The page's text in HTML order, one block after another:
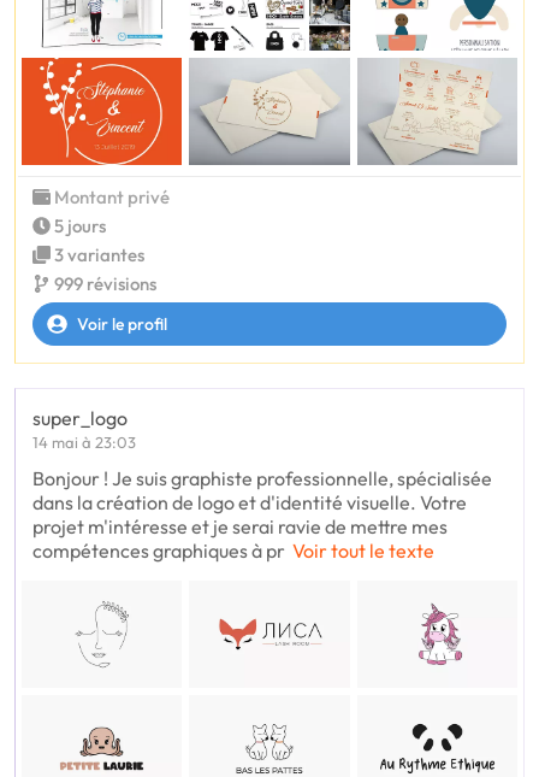
Montant privé
5 jours
3 variantes
999 révisions
Voir le profil
super_logo
14 mai à 23:03
Bonjour ! Je suis graphiste professionnelle, spécialisée
dans la création de logo et d'identité visuelle. Votre
projet m'intéresse et je serai ravie de mettre mes
compétences graphiques à pr Voir tout le texte